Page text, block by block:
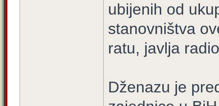
ubijenih od
stanovništva
ratu, javlja
Dženazu je